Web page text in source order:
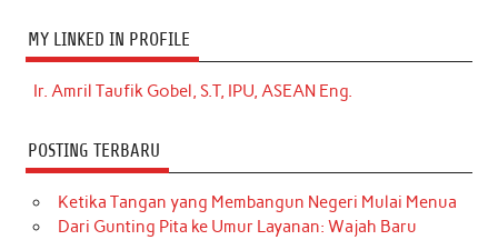
MY LINKED IN PROFILE
Ir. Amril Taufik Gobel, S.T, IPU, ASEAN Eng.
POSTING TERBARU
Ketika Tangan yang Membangun Negeri Mulai Menua
Dari Gunting Pita ke Umur Layanan: Wajah Baru